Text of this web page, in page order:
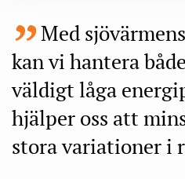
Med
kan vi hantera
väldigt låga
hjälper oss att
stora variationer i